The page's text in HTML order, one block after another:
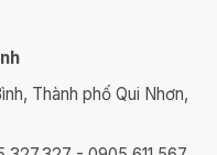
Thành phố Qui Nhơn,